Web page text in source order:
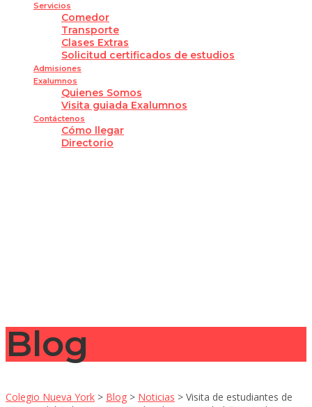
Servicios
Comedor
Transporte
Clases Extras
Solicitud certificados de estudios
Admisiones
Exalumnos
Quienes Somos
Visita guiada Exalumnos
Contáctenos
Cómo llegar
Directorio
Blog
Colegio Nueva York > Blog > Noticias > Visita de estudiantes de